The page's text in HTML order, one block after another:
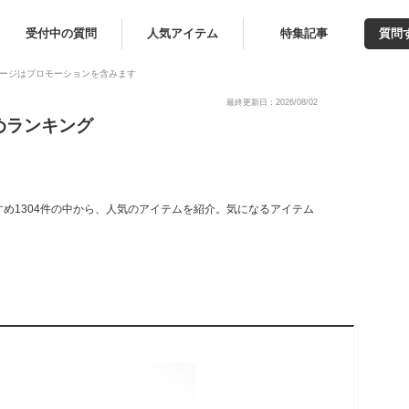
受付中の質問 人気アイテム 特集記事 質問
ジはプロモーションを含みます
最終更新日：2026/08/02
ランキング
1304件の中から、人気のアイテムを紹介。気になるアイテム